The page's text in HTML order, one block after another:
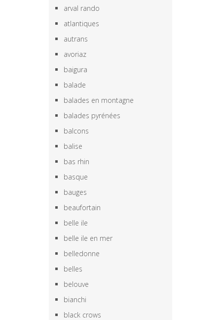
arval rando
atlantiques
autrans
avoriaz
baigura
balade
balades en montagne
balades pyrénées
balcons
balise
bas rhin
basque
bauges
beaufortain
belle ile
belle ile en mer
belledonne
belles
belouve
bianchi
black crows